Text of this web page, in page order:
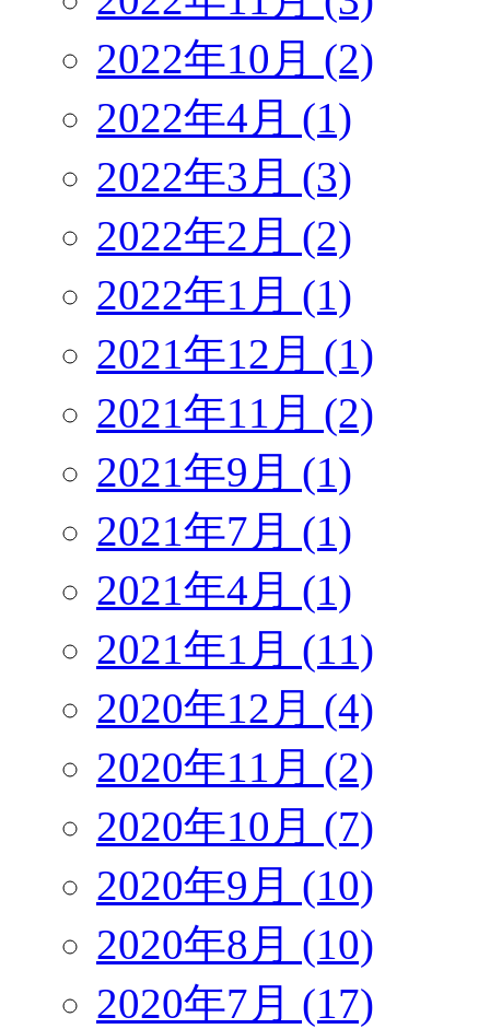
2022年10月 (2)
2022年4月 (1)
2022年3月 (3)
2022年2月 (2)
2022年1月 (1)
2021年12月 (1)
2021年11月 (2)
2021年9月 (1)
2021年7月 (1)
2021年4月 (1)
2021年1月 (11)
2020年12月 (4)
2020年11月 (2)
2020年10月 (7)
2020年9月 (10)
2020年8月 (10)
2020年7月 (17)